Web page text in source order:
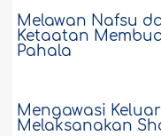
Melawan Nafsu
Ketaatan
Pahala
Mengawasi
Melaksanakan